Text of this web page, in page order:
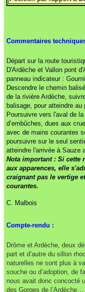
Commentaires
Départ sur la route
D'Ardèche et Vallon pont
panneau indicateur :
Descendre le chemin
de la rivière Ardèche,
balisage, pour atteindre au
Poursuivre vers l'aval de
d’embûches, dues aux
avec de mains courantes
poursuivre sur le seul
atteindre l'arrivée à Sauze
Nota important : Si cette
aux apparences, elle
craignant pas le vertige
courantes.
C. Malbois
Compte-rendu :
Drôme et Ardèche, deux
part et d’autre du sillon
naturelles ne sont plus à
souche ou d’adoption, de
nous avait donc concocté
des Gorges de